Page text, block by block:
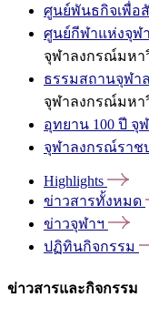
ศูนย์พันธกิจเพื่อ
ศูนย์กีฬาแห่งจุฬ
จุฬาลงกรณ์มหา
ธรรมสถานจุฬา
จุฬาลงกรณ์มหา
อุทยาน 100 ปี จุ
จุฬาลงกรณ์ราช
Highlights
ข่าวสารทั้งหมด
ข่าวจุฬาฯ
ปฏิทินกิจกรรม
ข่าวสารและกิจกรรม